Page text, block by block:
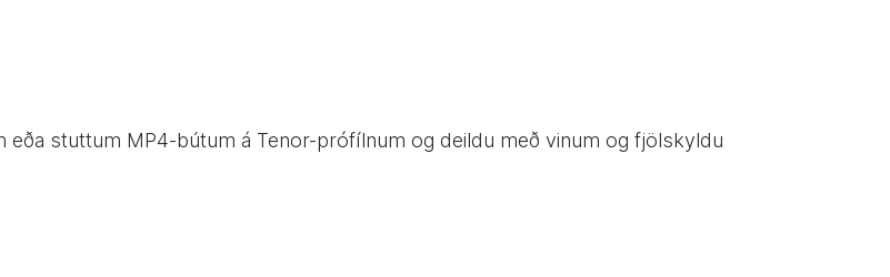
stuttum MP4-bútum á Tenor-prófílnum og deildu með vinum og fjölskyldu